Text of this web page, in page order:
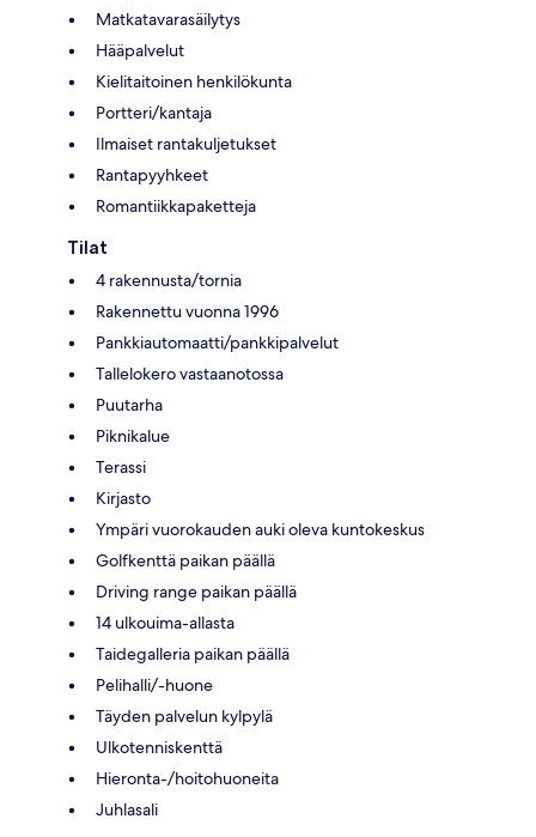
Matkatavarasäilytys
Hääpalvelut
Kielitaitoinen henkilökunta
Portteri/kantaja
Ilmaiset rantakuljetukset
Rantapyyhkeet
Romantiikkapaketteja
Tilat
4 rakennusta/tornia
Rakennettu vuonna 1996
Pankkiautomaatti/pankkipalvelut
Tallelokero vastaanotossa
Puutarha
Piknikalue
Terassi
Kirjasto
Ympäri vuorokauden auki oleva kuntokeskus
Golfkenttä paikan päällä
Driving range paikan päällä
14 ulkouima-allasta
Taidegalleria paikan päällä
Pelihalli/-huone
Täyden palvelun kylpylä
Ulkotenniskenttä
Hieronta-/hoitohuoneita
Juhlasali